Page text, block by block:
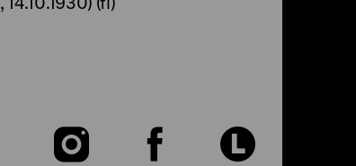
Zu
Zu
Zu